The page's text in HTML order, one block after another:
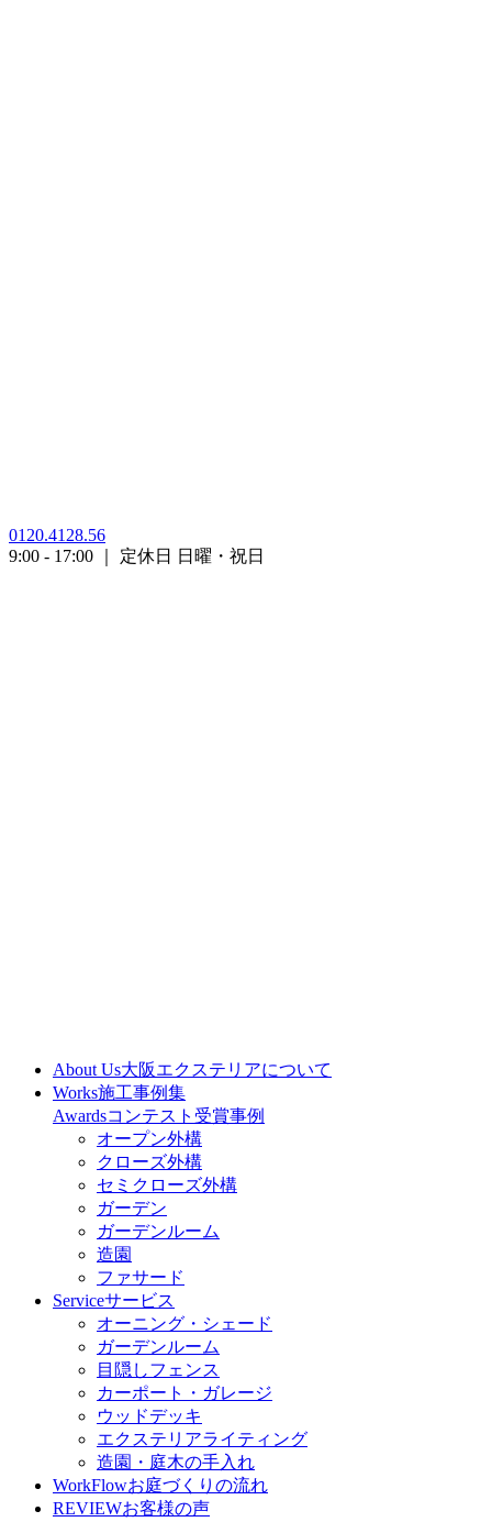
0120.4128.56
9:00 - 17:00 ｜ 定休日 日曜・祝日
About Us大阪エクステリアについて
Works施工事例集
Awardsコンテスト受賞事例
オープン外構
クローズ外構
セミクローズ外構
ガーデン
ガーデンルーム
造園
ファサード
Serviceサービス
オーニング・シェード
ガーデンルーム
目隠しフェンス
カーポート・ガレージ
ウッドデッキ
エクステリアライティング
造園・庭木の手入れ
WorkFlowお庭づくりの流れ
REVIEWお客様の声